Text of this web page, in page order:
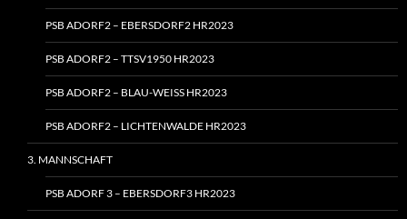
PSB ADORF2 – EBERSDORF2 HR2023
PSB ADORF2 – TTSV1950 HR2023
PSB ADORF2 – BLAU-WEISS HR2023
PSB ADORF2 – LICHTENWALDE HR2023
3. MANNSCHAFT
PSB ADORF 3 – EBERSDORF3 HR2023